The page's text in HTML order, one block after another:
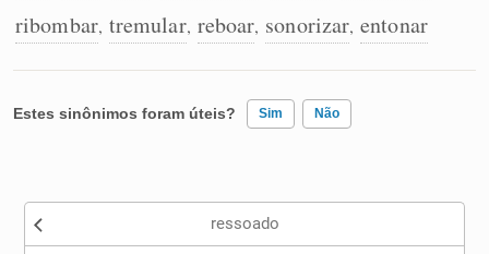
ribombar, tremular, reboar, sonorizar, entonar
Estes sinônimos foram úteis? Sim Não
Nenhum dos sinônimos apresentados me ajudou
ressoado